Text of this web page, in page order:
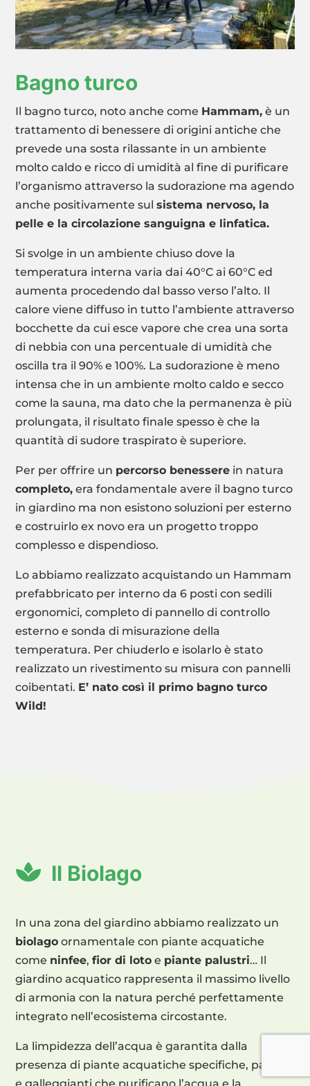
Bagno turco
Il bagno turco, noto anche come Hammam, è un
trattamento di benessere di origini antiche che
prevede una sosta rilassante in un ambiente
molto caldo e ricco di umidità al fine di purificare
l’organismo attraverso la sudorazione ma agendo
anche positivamente sulsistema nervoso, la
pelle e la circolazione sanguigna e linfatica.
Si svolge in un ambiente chiuso dove la
temperatura interna varia dai 40°C ai 60°C ed
aumenta procedendo dal basso verso l’alto. Il
calore viene diffuso in tutto l’ambiente attraverso
bocchette da cui esce vapore che crea una sorta
di nebbia con una percentuale di umidità che
oscilla tra il 90% e 100%. La sudorazione è meno
intensa che in un ambiente molto caldo e secco
come la sauna, ma dato che la permanenza è più
prolungata, il risultato finale spesso è che la
quantità di sudore traspirato è superiore.
Per per offrire un percorso benessere in natura
completo, era fondamentale avere il bagno turco
in giardino ma non esistono soluzioni per esterno
e costruirlo ex novo era un progetto troppo
complesso e dispendioso.
Lo abbiamo realizzato acquistando un Hammam
prefabbricato per interno da 6 posti con sedili
ergonomici, completo di pannello di controllo
esterno e sonda di misurazione della
temperatura. Per chiuderlo e isolarlo è stato
realizzato un rivestimento su misura con pannelli
coibentati. E’ nato così il primo bagno turco
Wild!
 Il Biolago
In una zona del giardino abbiamo realizzato un
biolago ornamentale con piante acquatiche
come ninfee,fior di loto e piante palustri… Il
giardino acquatico rappresenta il massimo livello
di armonia con la natura perché perfettamente
integrato nell’ecosistema circostante.
La limpidezza dell’acqua è garantita dalla
presenza di piante acquatiche specifiche, palustri